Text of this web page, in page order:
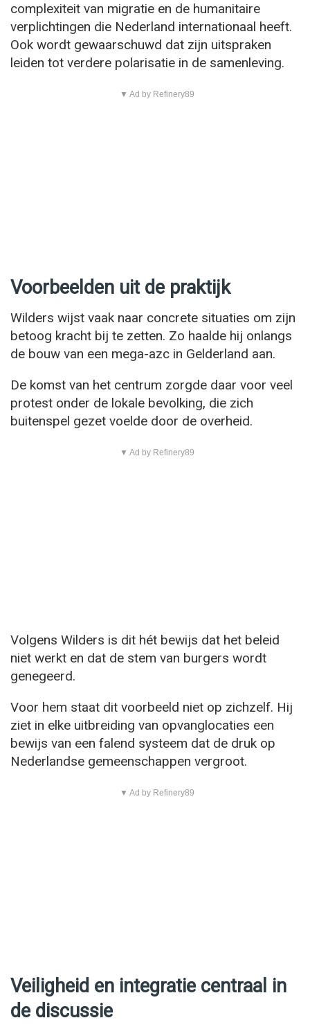
complexiteit van migratie en de humanitaire
verplichtingen die Nederland internationaal heeft.
Ook wordt gewaarschuwd dat zijn uitspraken
leiden tot verdere polarisatie in de samenleving.
▼ Ad by Refinery89
Voorbeelden uit de praktijk
Wilders wijst vaak naar concrete situaties om zijn
betoog kracht bij te zetten. Zo haalde hij onlangs
de bouw van een mega-azc in Gelderland aan.
De komst van het centrum zorgde daar voor veel
protest onder de lokale bevolking, die zich
buitenspel gezet voelde door de overheid.
▼ Ad by Refinery89
Volgens Wilders is dit hét bewijs dat het beleid
niet werkt en dat de stem van burgers wordt
genegeerd.
Voor hem staat dit voorbeeld niet op zichzelf. Hij
ziet in elke uitbreiding van opvanglocaties een
bewijs van een falend systeem dat de druk op
Nederlandse gemeenschappen vergroot.
▼ Ad by Refinery89
Veiligheid en integratie centraal in
de discussie